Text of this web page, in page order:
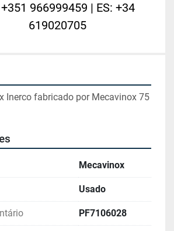
966999459 | ES: +34
619020705
Inerco fabricado por Mecavinox 75
Mecavinox
Usado
PF7106028